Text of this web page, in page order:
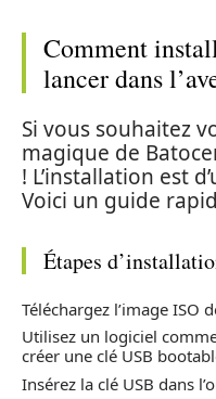
Comment
lancer dans
Si vous souhaitez
magique de
! L’installation est
Voici un guide
Étapes
Téléchargez l’image ISO
Utilisez un logiciel
créer une clé USB
Insérez la clé USB dans